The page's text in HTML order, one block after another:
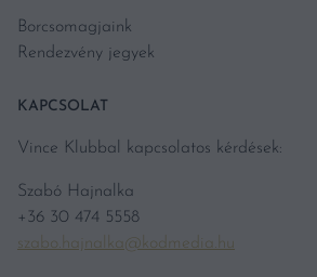
Borcsomagjaink
Rendezvény jegyek
KAPCSOLAT
Vince Klubbal kapcsolatos kérdések:
Szabó Hajnalka
+36 30 474 5558
szabo.hajnalka@kodmedia.hu